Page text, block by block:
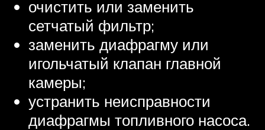
очистить или заменить
сетчатый фильтр;
заменить диафрагму или
игольчатый клапан главной
камеры;
устранить неисправности
диафрагмы топливного насоса.